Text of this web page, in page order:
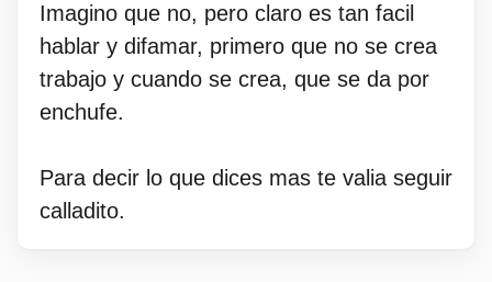
Imagino que no, pero claro es tan facil
hablar y difamar, primero que no se crea
trabajo y cuando se crea, que se da por
enchufe.
Para decir lo que dices mas te valia seguir
calladito.